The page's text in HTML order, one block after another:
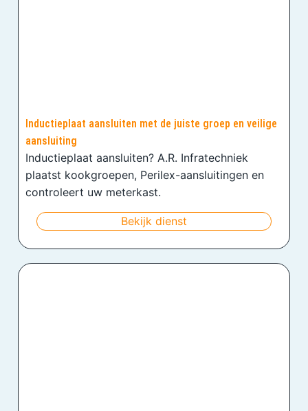
Inductieplaat aansluiten met de juiste groep en veilige
aansluiting
Inductieplaat aansluiten? A.R. Infratechniek
plaatst kookgroepen, Perilex-aansluitingen en
controleert uw meterkast.
Bekijk dienst